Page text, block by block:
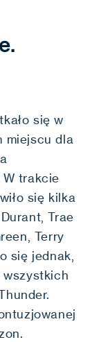
się w
miejscu dla
trakcie
się kilka
Trae
Terry
się jednak,
wszystkich